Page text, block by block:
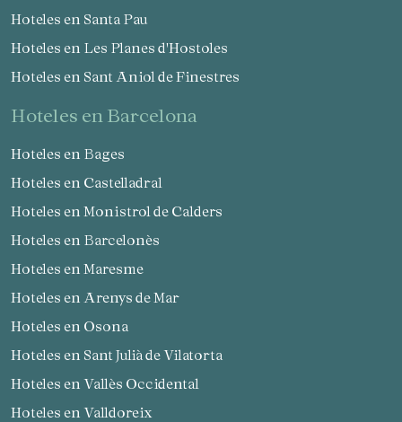
Hoteles en Santa Pau
Hoteles en Les Planes d'Hostoles
Hoteles en Sant Aniol de Finestres
hoteles en Barcelona
Hoteles en Bages
Hoteles en Castelladral
Hoteles en Monistrol de Calders
Hoteles en Barcelonès
Hoteles en Maresme
Hoteles en Arenys de Mar
Hoteles en Osona
Hoteles en Sant Julià de Vilatorta
Hoteles en Vallès Occidental
Hoteles en Valldoreix